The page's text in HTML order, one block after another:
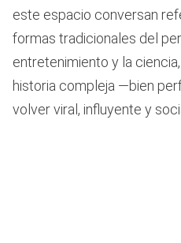
este espacio conversan
formas tradicionales del
entretenimiento y la
historia compleja —bien
volver viral, influyente y